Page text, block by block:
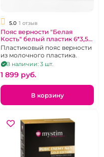
5.0 1 отзыв
Пояс верности "Белая
Кость" белый пластик 6*3,5
см , набор колец, замок и
ключи
Пластиковый пояс верности
из молочного пластика.
В наличии: 3 шт.
1 899 pуб.
В корзину